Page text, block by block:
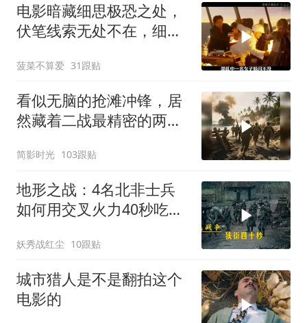
电影暗藏细思极恐之处，
伏笔线索无处不在，细节
菠菜不算爱 31跟贴
看似无脑的抢滩冲锋，居
然藏着二战最精密的两栖
简影时光 103跟贴
地形之战：4名北非士兵
如何用交叉火力40秒吃掉
妖秀战红尘 10跟贴
城市猎人是不是翻拍这个
电影的